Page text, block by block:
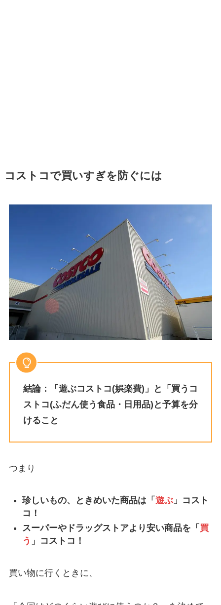
コストコで買いすぎを防ぐには
結論：「遊ぶコストコ(娯楽費)」と「買うコ
ストコ(ふだん使う食品・日用品)と予算を分
けること
つまり
珍しいもの、ときめいた商品は「 遊ぶ」コスト
コ！
スーパーやドラッグストアより安い商品を「 買
う 」コストコ！
買い物に行くときに、